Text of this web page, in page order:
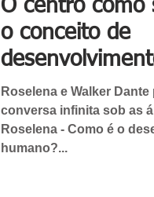
O centro como
o conceito de
Roselena e Walker
conversa infinita sob as
Roselena - Como é o
humano?...